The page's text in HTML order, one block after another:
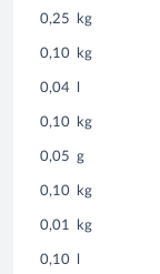
0,25 kg
0,10 kg
0,04
0,10 kg
0,05 g
0,10 kg
0,01 kg
0,10